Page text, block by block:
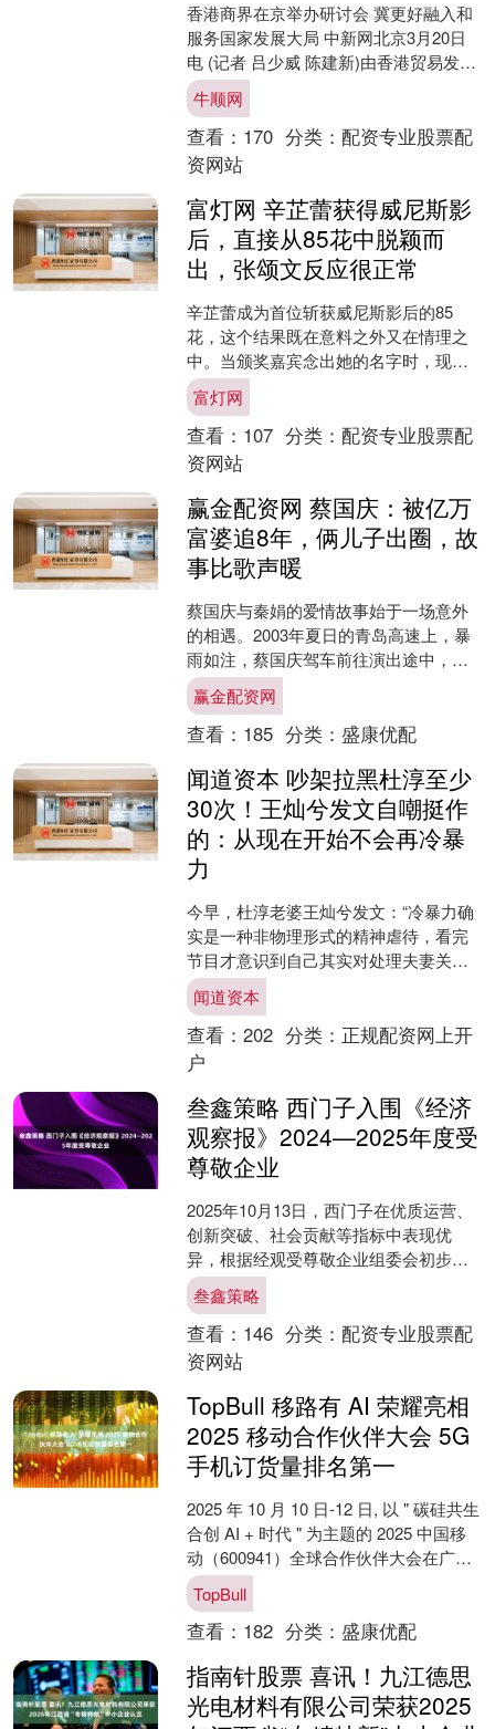
香港商界在京举办研讨会 冀更好融入和
服务国家发展大局 中新网北京3月20日
电 (记者 吕少威 陈建新)由香港贸易发展
局及中国香港(地区)商会合办的“国家新
发展 ....
牛顺网
查看： 170 分类： 配资专业股票配
资网站
富灯网 辛芷蕾获得威尼斯影
后，直接从85花中脱颖而
出，张颂文反应很正常
辛芷蕾成为首位斩获威尼斯影后的85
花，这个结果既在意料之外又在情理之
中。当颁奖嘉宾念出她的名字时，现场
出现了耐人寻味的一幕——外国观众反
应平平，反倒是坐在一旁的....
富灯网
查看： 107 分类： 配资专业股票配
资网站
赢金配资网 蔡国庆：被亿万
富婆追8年，俩儿子出圈，故
事比歌声暖
蔡国庆与秦娟的爱情故事始于一场意外
的相遇。2003年夏日的青岛高速上，暴
雨如注，蔡国庆驾车前往演出途中，发
现一辆抛锚的黑色轿车停在应急车道。
这位以《常回家看看》....
赢金配资网
查看： 185 分类： 盛康优配
闻道资本 吵架拉黑杜淳至少
30次！王灿兮发文自嘲挺作
的：从现在开始不会再冷暴
力
今早，杜淳老婆王灿兮发文：“冷暴力确
实是一种非物理形式的精神虐待，看完
节目才意识到自己其实对处理夫妻关系
上完全还像个孩子一样幼稚自我，嗯感
觉自己是挺作的。” 此....
闻道资本
查看： 202 分类： 正规配资网上开
户
叁鑫策略 西门子入围《经济
观察报》2024—2025年度受
尊敬企业
2025年10月13日，西门子在优质运营、
创新突破、社会贡献等指标中表现优
异，根据经观受尊敬企业组委会初步评
估，入围《经济观察报》2024—2025年
度受尊敬企....
叁鑫策略
查看： 146 分类： 配资专业股票配
资网站
TopBull 移路有 AI 荣耀亮相
2025 移动合作伙伴大会 5G
手机订货量排名第一
2025 年 10 月 10 日-12 日, 以 " 碳硅共生
合创 AI + 时代 " 为主题的 2025 中国移
动（600941）全球合作伙伴大会在广州
正式开....
TopBull
查看： 182 分类： 盛康优配
指南针股票 喜讯！九江德思
光电材料有限公司荣获2025